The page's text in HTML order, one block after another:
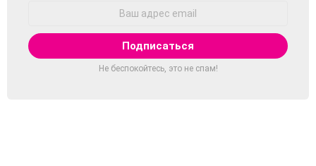
Не беспокойтесь, это не спам!